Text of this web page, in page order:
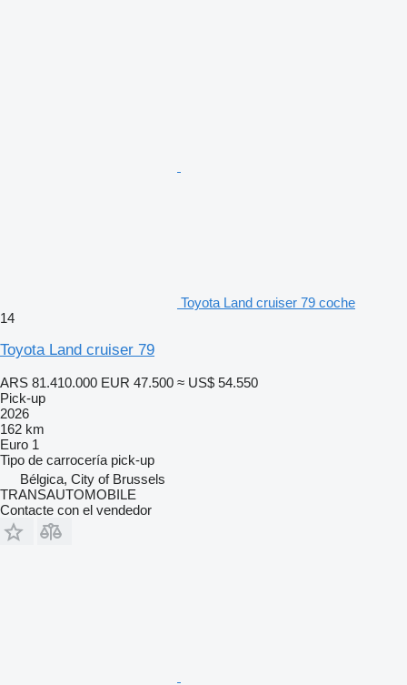
Toyota Land cruiser 79 coche
14
Toyota Land cruiser 79
ARS 81.410.000 EUR 47.500 ≈ US$ 54.550
Pick-up
2026
162 km
Euro 1
Tipo de carrocería pick-up
Bélgica, City of Brussels
TRANSAUTOMOBILE
Contacte con el vendedor